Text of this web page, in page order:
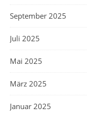
September 2025
Juli 2025
Mai 2025
März 2025
Januar 2025